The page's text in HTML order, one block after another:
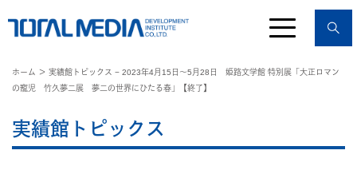
ホーム
＞ 実績館トピックス − 2023年4月15日～5月28日 姫路文学館 特別展「大正ロマン
の寵児 竹久夢二展 夢二の世界にひたる春」【終了】
実績館トピックス